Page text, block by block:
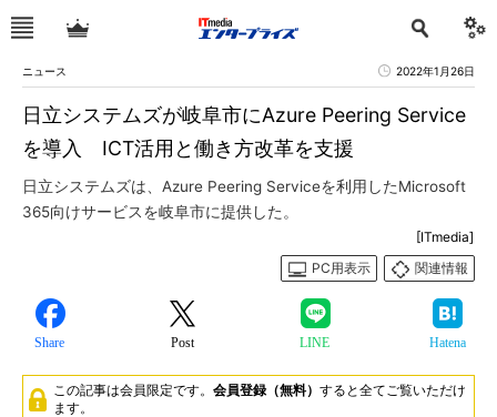
ニュース 2022年1月26日
日立システムズが岐阜市にAzure Peering Service
を導入 ICT活用と働き方改革を支援
日立システムズは、Azure Peering Serviceを利用したMicrosoft
365向けサービスを岐阜市に提供した。
[ITmedia]
PC用表示
関連情報
Share Post LINE Hatena
この記事は会員限定です。 会員登録（無料） すると全てご覧いただけ
ます。